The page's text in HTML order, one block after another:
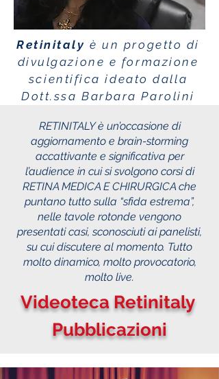
Retinitaly è un progetto di
divulgazione e formazione
scientifica ideato dalla
Dott.ssa Barbara Parolini
RETINITALY è un’occasione di
aggiornamento e brain-storming
accattivante e significativa per
l’audience in cui si svolgono corsi di
RETINA MEDICA E CHIRURGICA che
puntano tutto sulla “sfida estrema”,
nelle tavole rotonde vengono
presentati casi, sconosciuti ai panelisti,
su cui discutere al momento. Tutto
molto dinamico, molto provocatorio,
molto live.
Videoteca Retinitaly
Pubblicazioni